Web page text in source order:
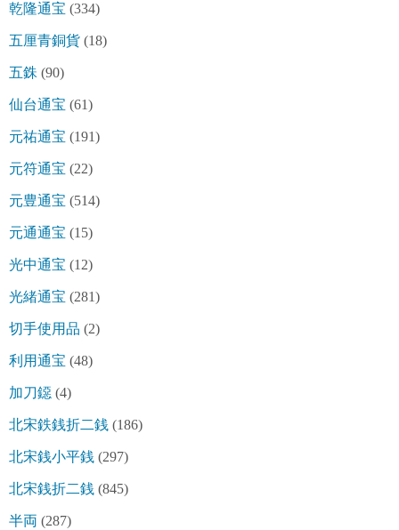
乾隆通宝 (334)
五厘青銅貨 (18)
五銖 (90)
仙台通宝 (61)
元祐通宝 (191)
元符通宝 (22)
元豊通宝 (514)
元通通宝 (15)
光中通宝 (12)
光緒通宝 (281)
切手使用品 (2)
利用通宝 (48)
加刀鐚 (4)
北宋鉄銭折二銭 (186)
北宋銭小平銭 (297)
北宋銭折二銭 (845)
半両 (287)